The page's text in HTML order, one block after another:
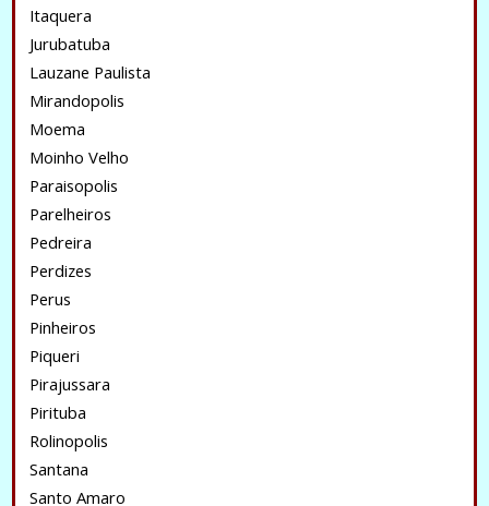
Itaquera
Jurubatuba
Lauzane Paulista
Mirandopolis
Moema
Moinho Velho
Paraisopolis
Parelheiros
Pedreira
Perdizes
Perus
Pinheiros
Piqueri
Pirajussara
Pirituba
Rolinopolis
Santana
Santo Amaro